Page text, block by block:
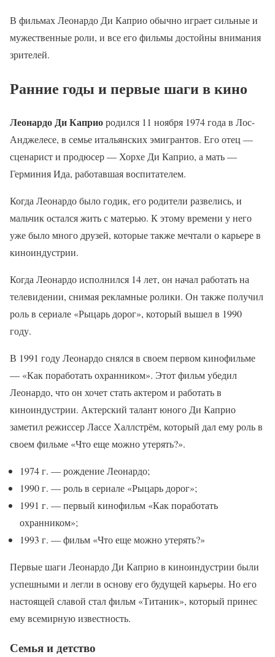
В фильмах Леонардо Ди Каприо обычно играет сильные и
мужественные роли, и все его фильмы достойны внимания
зрителей.
Ранние годы и первые шаги в кино
Леонардо Ди Каприородился 11 ноября 1974 года в Лос-
Анджелесе, в семье итальянских эмигрантов. Его отец —
сценарист и продюсер — Хорхе Ди Каприо, а мать —
Герминия Ида, работавшая воспитателем.
Когда Леонардо было годик, его родители развелись, и
мальчик остался жить с матерью. К этому времени у него
уже было много друзей, которые также мечтали о карьере в
киноиндустрии.
Когда Леонардо исполнился 14 лет, он начал работать на
телевидении, снимая рекламные ролики. Он также получил
роль в сериале «Рыцарь дорог», который вышел в 1990
году.
В 1991 году Леонардо снялся в своем первом кинофильме
— «Как поработать охранником». Этот фильм убедил
Леонардо, что он хочет стать актером и работать в
киноиндустрии. Актерский талант юного Ди Каприо
заметил режиссер Лассе Халлстрём, который дал ему роль в
своем фильме «Что еще можно утерять?».
1974 г. — рождение Леонардо;
1990 г. — роль в сериале «Рыцарь дорог»;
1991 г. — первый кинофильм «Как поработать
охранником»;
1993 г. — фильм «Что еще можно утерять?»
Первые шаги Леонардо Ди Каприо в киноиндустрии были
успешными и легли в основу его будущей карьеры. Но его
настоящей славой стал фильм «Титаник», который принес
ему всемирную известность.
Семья и детство